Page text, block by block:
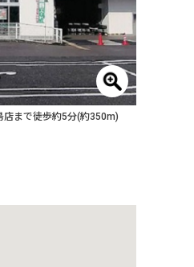
店まで徒歩約5分(約350m)